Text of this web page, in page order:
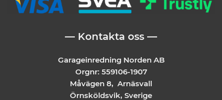
— Kontakta oss —
Garageinredning Norden AB
Orgnr: 559106-1907
Måvägen 8, Arnäsvall
Örnsköldsvik, Sverige